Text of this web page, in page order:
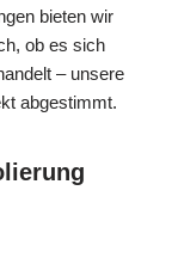
bieten wir
ob es sich
– unsere
abgestimmt.